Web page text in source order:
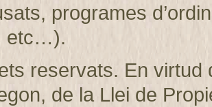
programes
etc…).
reservats. En virtud
de la Llei de